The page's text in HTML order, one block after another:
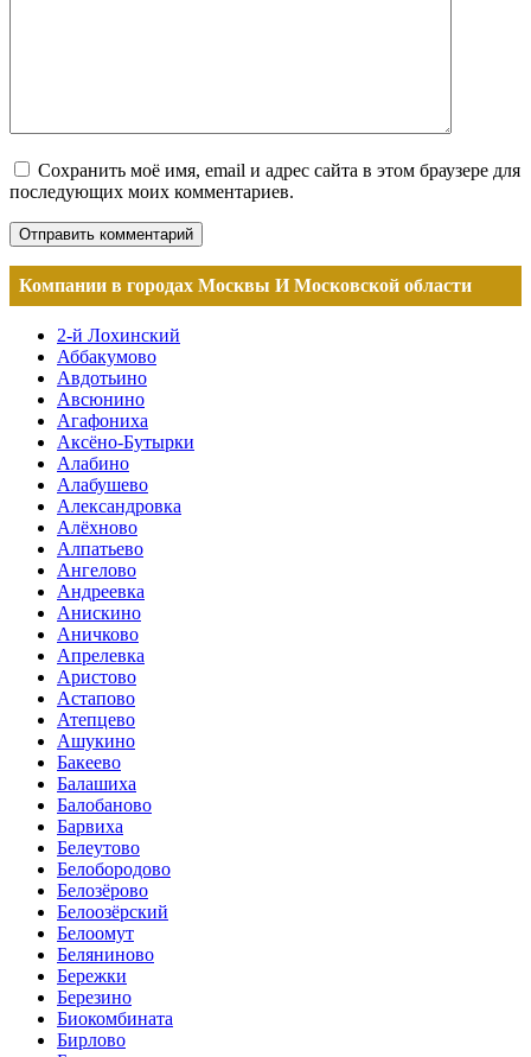
Сохранить моё имя, email и адрес сайта в этом браузере для
последующих моих комментариев.
Компании в городах Москвы И Московской области
2-й Лохинский
Аббакумово
Авдотьино
Авсюнино
Агафониха
Аксёно-Бутырки
Алабино
Алабушево
Александровка
Алёхново
Алпатьево
Ангелово
Андреевка
Анискино
Аничково
Апрелевка
Аристово
Астапово
Атепцево
Ашукино
Бакеево
Балашиха
Балобаново
Барвиха
Белеутово
Белобородово
Белозёрово
Белоозёрский
Белоомут
Беляниново
Бережки
Березино
Биокомбината
Бирлово